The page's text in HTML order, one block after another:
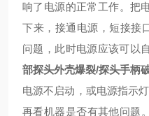
响了电源的正常工作。把
下来，接通电源，短接接
问题，此时电源应该可以
部探头外壳爆裂/探头手柄
电源不启动，或电源指示
再看机器是否有其他问题